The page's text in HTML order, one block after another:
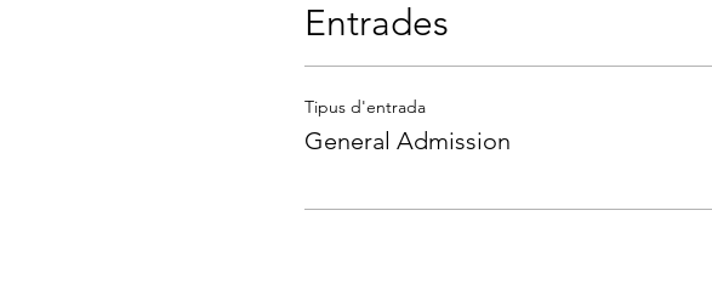
Entrades
Tipus d'entrada
General Admission